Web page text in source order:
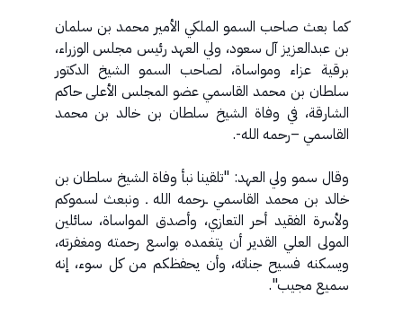
كما بعث صاحب السمو الملكي الأمير محمد بن سلمان
بن عبدالعزيز آل سعود، ولي العهد رئيس مجلس الوزراء،
برقية عزاء ومواساة، لصاحب السمو الشيخ الدكتور
سلطان بن محمد القاسمي عضو المجلس الأعلى حاكم
الشارقة، في وفاة الشيخ سلطان بن خالد بن محمد
القاسمي –رحمه الله-.
وقال سمو ولي العهد: "تلقينا نبأ وفاة الشيخ سلطان بن
خالد بن محمد القاسمي ـرحمه الله ـ ونبعث لسموكم
ولأسرة الفقيد أحر التعازي، وأصدق المواساة، سائلين
المولى العلي القدير أن يتغمده بواسع رحمته ومغفرته،
ويسكنه فسيح جناته، وأن يحفظكم من كل سوء، إنه
سميع مجيب".